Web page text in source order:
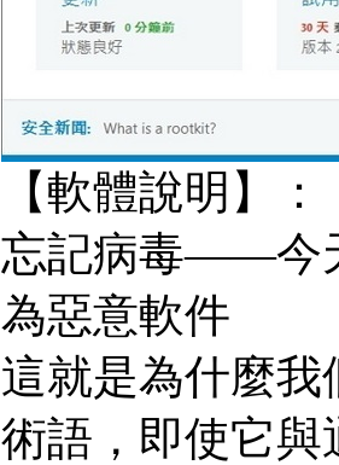
【軟體說明】：
忘記病毒——今
為惡意軟件
這就是為什麼我
術語，即使它與